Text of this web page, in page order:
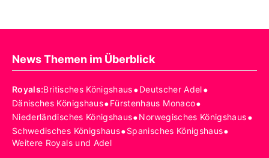
News Themen im Überblick
Royals:Britisches Königshaus•Deutscher Adel•
Dänisches Königshaus•Fürstenhaus Monaco•
Niederländisches Königshaus•Norwegisches Königshaus•
Schwedisches Königshaus•Spanisches Königshaus•
Weitere Royals und Adel